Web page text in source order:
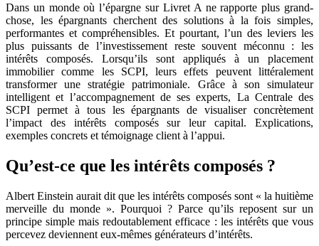
Dans un monde où l’épargne sur Livret A ne rapporte plus grand-
chose, les épargnants cherchent des solutions à la fois simples,
performantes et compréhensibles. Et pourtant, l’un des leviers les
plus puissants de l’investissement reste souvent méconnu : les
intérêts composés. Lorsqu’ils sont appliqués à un placement
immobilier comme les SCPI, leurs effets peuvent littéralement
transformer une stratégie patrimoniale. Grâce à son simulateur
intelligent et l’accompagnement de ses experts, La Centrale des
SCPI permet à tous les épargnants de visualiser concrètement
l’impact des intérêts composés sur leur capital. Explications,
exemples concrets et témoignage client à l’appui.
Qu’est-ce que les intérêts composés ?
Albert Einstein aurait dit que les intérêts composés sont « la huitième
merveille du monde ». Pourquoi ? Parce qu’ils reposent sur un
principe simple mais redoutablement efficace : les intérêts que vous
percevez deviennent eux-mêmes générateurs d’intérêts.